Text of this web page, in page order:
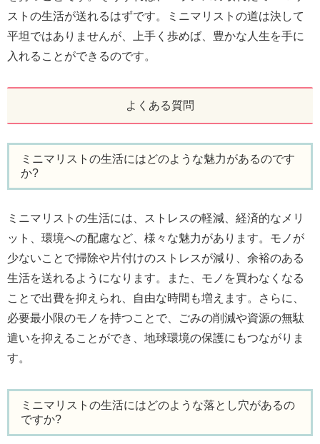
ストの生活が送れるはずです。ミニマリストの道は決して
平坦ではありませんが、上手く歩めば、豊かな人生を手に
入れることができるのです。
よくある質問
ミニマリストの生活にはどのような魅力があるのです
か?
ミニマリストの生活には、ストレスの軽減、経済的なメリ
ット、環境への配慮など、様々な魅力があります。モノが
少ないことで掃除や片付けのストレスが減り、余裕のある
生活を送れるようになります。また、モノを買わなくなる
ことで出費を抑えられ、自由な時間も増えます。さらに、
必要最小限のモノを持つことで、ごみの削減や資源の無駄
遣いを抑えることができ、地球環境の保護にもつながりま
す。
ミニマリストの生活にはどのような落とし穴があるの
ですか?